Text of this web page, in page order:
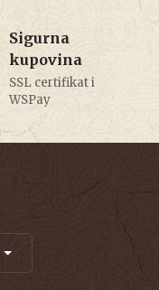
Sigurna
kupovina
SSL certifikat i
WSPay